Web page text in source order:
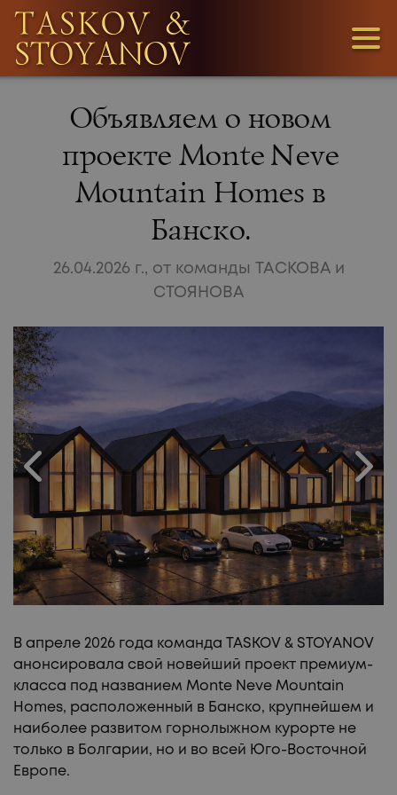
3
1
36
МЫ
ИЩЕМ
УЧАСТКИ!
Объявляем о новом
проекте Monte Neve
Mountain Homes в
Банско.
26.04.2026 г., от команды ТАСКОВА и
СТОЯНОВА
В апреле 2026 года команда TASKOV & STOYANOV
анонсировала свой новейший проект премиум-
класса под названием Monte Neve Mountain
Homes, расположенный в Банско, крупнейшем и
наиболее развитом горнолыжном курорте не
только в Болгарии, но и во всей Юго-Восточной
Европе.